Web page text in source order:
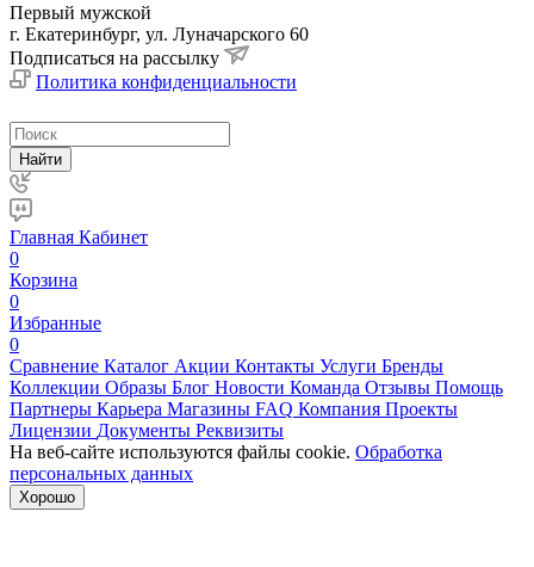
Первый мужской
г. Екатеринбург, ул. Луначарского 60
Подписаться на рассылку
Политика конфиденциальности
Найти
Главная Кабинет
0
Корзина
0
Избранные
0
Сравнение Каталог Акции Контакты Услуги Бренды
Коллекции Образы Блог Новости Команда Отзывы Помощь
Партнеры Карьера Магазины FAQ Компания Проекты
Лицензии Документы Реквизиты
На веб-сайте используются файлы cookie. Обработка
персональных данных
Хорошо